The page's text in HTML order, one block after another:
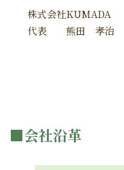
株式会社KUMADA
代表 熊田 孝治
■会社沿革